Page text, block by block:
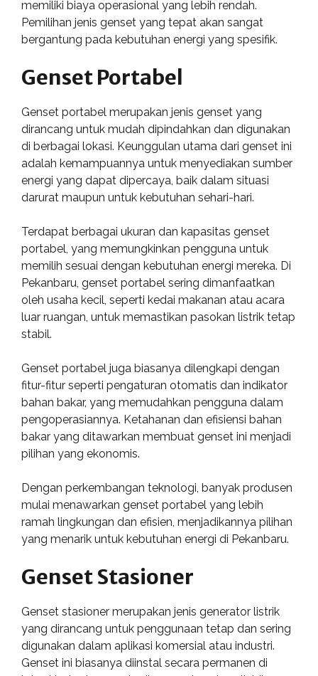
memiliki biaya operasional yang lebih rendah.
Pemilihan jenis genset yang tepat akan sangat
bergantung pada kebutuhan energi yang spesifik.
Genset Portabel
Genset portabel merupakan jenis genset yang
dirancang untuk mudah dipindahkan dan digunakan
di berbagai lokasi. Keunggulan utama dari genset ini
adalah kemampuannya untuk menyediakan sumber
energi yang dapat dipercaya, baik dalam situasi
darurat maupun untuk kebutuhan sehari-hari.
Terdapat berbagai ukuran dan kapasitas genset
portabel, yang memungkinkan pengguna untuk
memilih sesuai dengan kebutuhan energi mereka. Di
Pekanbaru, genset portabel sering dimanfaatkan
oleh usaha kecil, seperti kedai makanan atau acara
luar ruangan, untuk memastikan pasokan listrik tetap
stabil.
Genset portabel juga biasanya dilengkapi dengan
fitur-fitur seperti pengaturan otomatis dan indikator
bahan bakar, yang memudahkan pengguna dalam
pengoperasiannya. Ketahanan dan efisiensi bahan
bakar yang ditawarkan membuat genset ini menjadi
pilihan yang ekonomis.
Dengan perkembangan teknologi, banyak produsen
mulai menawarkan genset portabel yang lebih
ramah lingkungan dan efisien, menjadikannya pilihan
yang menarik untuk kebutuhan energi di Pekanbaru.
Genset Stasioner
Genset stasioner merupakan jenis generator listrik
yang dirancang untuk penggunaan tetap dan sering
digunakan dalam aplikasi komersial atau industri.
Genset ini biasanya diinstal secara permanen di